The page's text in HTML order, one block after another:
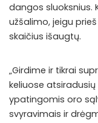
dangos sluoksnius.
užšalimo, jeigu
skaičius išaugtų.
„Girdime ir tikrai
keliuose
ypatingomis oro
svyravimais ir